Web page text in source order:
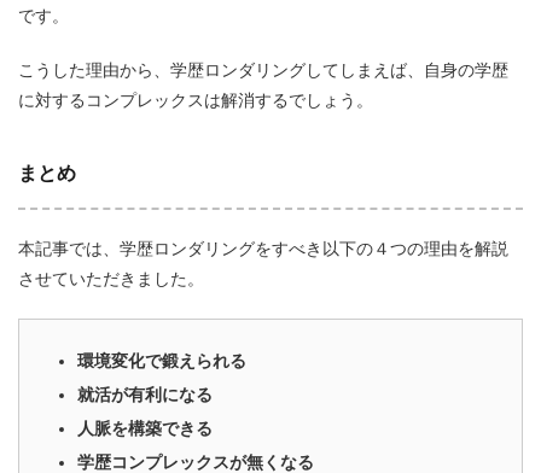
です。
こうした理由から、学歴ロンダリングしてしまえば、自身の学歴
に対するコンプレックスは解消するでしょう。
まとめ
本記事では、学歴ロンダリングをすべき以下の４つの理由を解説
させていただきました。
環境変化で鍛えられる
就活が有利になる
人脈を構築できる
学歴コンプレックスが無くなる